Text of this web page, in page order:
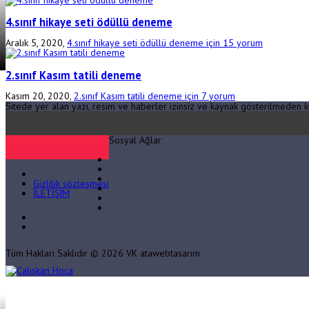
4.sınıf hikaye seti ödüllü deneme
Aralık 5, 2020, 4.sınıf hikaye seti ödüllü deneme için 15 yorum
2.sınıf Kasım tatili deneme
Kasım 20, 2020, 2.sınıf Kasım tatili deneme için 7 yorum
Sitede yer alan yazı, resim ve haberler izinsiz ve kaynak gösterilmeden
Gizlilik sözleşmesi
İLETİŞİM
Sosyal Ağlar
Tüm Hakları Saklıdır © 2026 VK atawebtasarım